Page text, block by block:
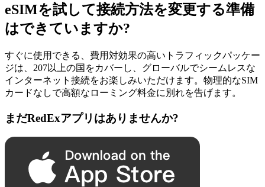
eSIMを試して接続方法を変更する準備
はできていますか?
すぐに使用できる、費用対効果の高いトラフィックパッケー
ジは、207以上の国をカバーし、グローバルでシームレスな
インターネット接続をお楽しみいただけます。物理的なSIM
カードなしで高額なローミング料金に別れを告げます。
まだRedExアプリはありませんか?